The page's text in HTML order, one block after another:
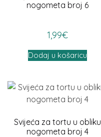
nogometa broj 6
1,99€
Dodaj u košaricu
Svijeća za tortu u obliku
nogometa broj 4